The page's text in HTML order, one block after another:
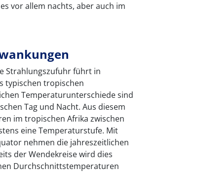
vor allem nachts, aber auch im
Strahlungszufuhr führt in
typischen tropischen
Temperaturunterschiede sind
Tag und Nacht. Aus diesem
im tropischen Afrika zwischen
eine Temperaturstufe. Mit
nehmen die jahreszeitlichen
der Wendekreise wird dies
Durchschnittstemperaturen